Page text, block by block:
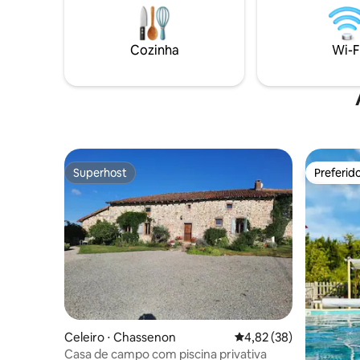
para explorar o sul da França.
3
tem
Refúgio
Cozinha Wi-
Superhost
Superhost
Celeiro ⋅ Chassenon 4,82 de uma
4,82 (38)
Casa de campo com piscina privativa